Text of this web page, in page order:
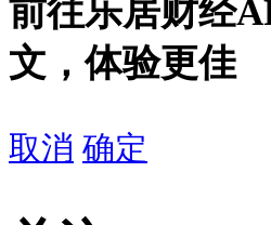
前往乐居财经
文，体验更佳
取消 确定